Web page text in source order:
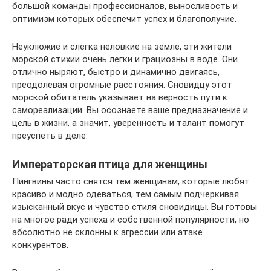
большой команды профессионалов, выносливость и
оптимизм которых обеспечит успех и благополучие.
Неуклюжие и слегка неловкие на земле, эти жители
морской стихии очень легки и грациозны в воде. Они
отлично ныряют, быстро и динамично двигаясь,
преодолевая огромные расстояния. Сновидцу этот
морской обитатель указывает на верность пути к
самореализации. Вы осознаете ваше предназначение и
цель в жизни, а значит, уверенность и талант помогут
преуспеть в деле.
Императорская птица для женщины
Пингвины часто снятся тем женщинам, которые любят
красиво и модно одеваться, тем самым подчеркивая
изысканный вкус и чувство стиля сновидицы. Вы готовы
на многое ради успеха и собственной популярности, но
абсолютно не склонны к агрессии или атаке
конкурентов.